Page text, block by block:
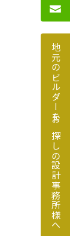
地元のビルダーをお探しの設計事務所様へ